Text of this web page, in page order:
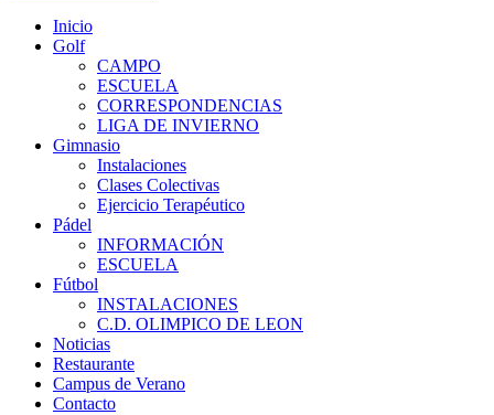
Inicio
Golf
CAMPO
ESCUELA
CORRESPONDENCIAS
LIGA DE INVIERNO
Gimnasio
Instalaciones
Clases Colectivas
Ejercicio Terapéutico
Pádel
INFORMACIÓN
ESCUELA
Fútbol
INSTALACIONES
C.D. OLIMPICO DE LEON
Noticias
Restaurante
Campus de Verano
Contacto